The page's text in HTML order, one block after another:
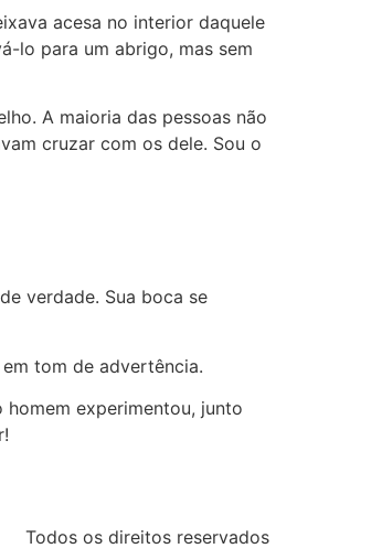
acesa no interior daquele
lo para um abrigo, mas sem
A maioria das pessoas não
cruzar com os dele. Sou o
verdade. Sua boca se
tom de advertência.
experimentou, junto
Todos os direitos reservados